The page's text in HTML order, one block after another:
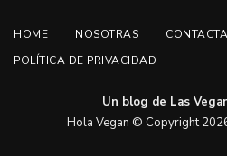
HOME NOSOTRAS
POLÍTICA DE PRIVACIDAD
Un blog de Las
Hola Vegan © Copyright